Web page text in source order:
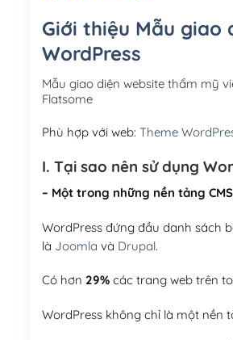
Giới thiệu Mẫu giao
WordPress
Mẫu giao diện website thẩm mỹ
Flatsome
Phù hợp với web: Theme
I. Tại sao nên sử dụng
– Một trong những nền tảng
WordPress đứng đầu danh sách
là Joomla và Drupal.
Có hơn 29%các trang web trên
WordPress không chỉ là một nền